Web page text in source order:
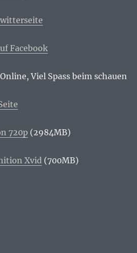
Facebook
Viel Spass beim schauen
720p(2984MB)
Xvid(700MB)